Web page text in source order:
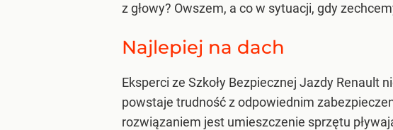
z głowy? Owszem, a co w sytuacji, gdy
Najlepiej na dach
Eksperci ze Szkoły Bezpiecznej Jazdy
powstaje trudność z odpowiednim
rozwiązaniem jest umieszczenie sprzętu